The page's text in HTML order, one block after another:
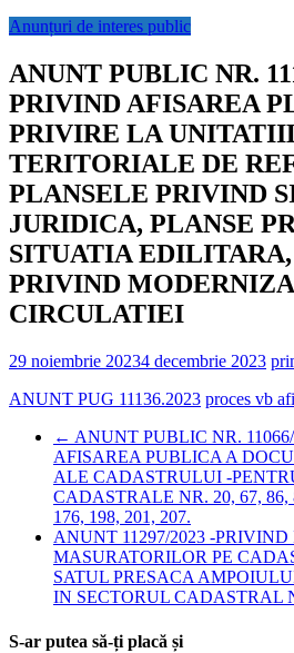
Anunțuri de interes public
ANUNT PUBLIC NR.
PRIVIND AFISAREA
PRIVIRE LA
TERITORIALE DE
PLANSELE PRIVIND
JURIDICA, PLANSE
SITUATIA
PRIVIND
CIRCULATIEI
29 noiembrie 20234 decembrie 2023
ANUNT PUG 11136.2023 proces vb
← ANUNT PUBLIC NR.
AFISAREA PUBLICA A
ALE CADASTRULUI -
CADASTRALE NR. 20, 67, 86,
176, 198, 201, 207.
ANUNT 11297/2023 -PRIVIND
MASURATORILOR PE
SATUL PRESACA
IN SECTORUL CADASTRAL
S-ar putea să-ți placă și